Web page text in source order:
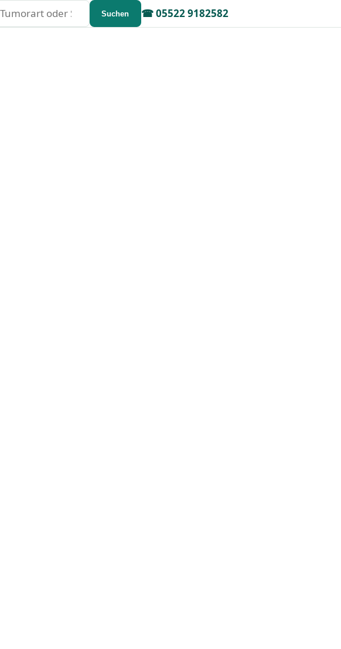
☎05522 9182582
Suchen